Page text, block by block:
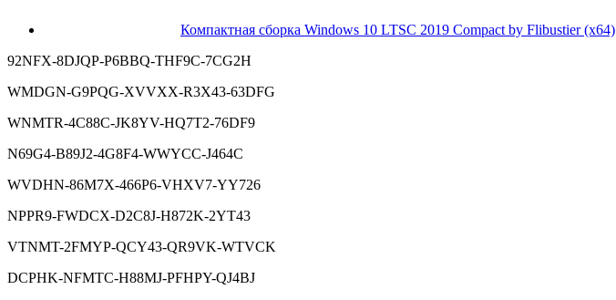
Компактная сборка Windows 10 LTSC 2019 Compact by Flibustier (x64)
92NFX-8DJQP-P6BBQ-THF9C-7CG2H
WMDGN-G9PQG-XVVXX-R3X43-63DFG
WNMTR-4C88C-JK8YV-HQ7T2-76DF9
N69G4-B89J2-4G8F4-WWYCC-J464C
WVDHN-86M7X-466P6-VHXV7-YY726
NPPR9-FWDCX-D2C8J-H872K-2YT43
VTNMT-2FMYP-QCY43-QR9VK-WTVCK
DCPHK-NFMTC-H88MJ-PFHPY-QJ4BJ